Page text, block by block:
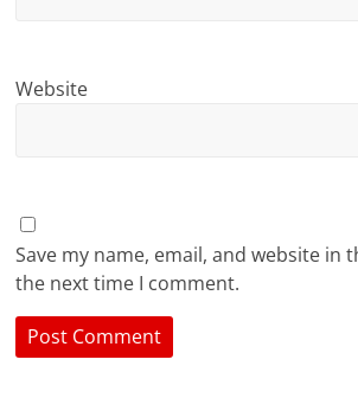
Website
Save my name, email, and website in
the next time I comment.